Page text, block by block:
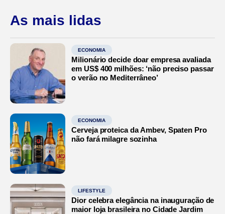
As mais lidas
ECONOMIA
Milionário decide doar empresa avaliada
em US$ 400 milhões: ‘não preciso passar
o verão no Mediterrâneo’
ECONOMIA
Cerveja proteica da Ambev, Spaten Pro
não fará milagre sozinha
LIFESTYLE
Dior celebra elegância na inauguração de
maior loja brasileira no Cidade Jardim